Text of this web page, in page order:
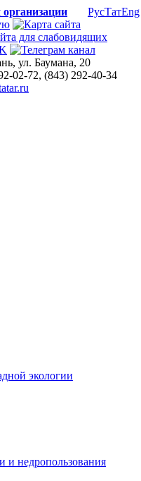
организации РусТатEng
ул. Баумана, 20
02-72, (843) 292-40-34
экологии
и недропользования